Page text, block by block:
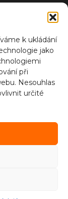
k ukládání
jako
při
Nesouhlas
určité
a.s.